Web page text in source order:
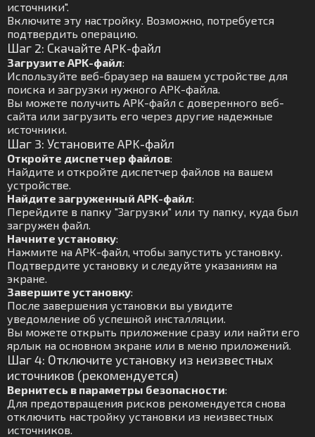
источники".
Включите эту настройку. Возможно, потребуется
подтвердить операцию.
Шаг 2: Скачайте APK-файл
Загрузите APK-файл:
Используйте веб-браузер на вашем устройстве для
поиска и загрузки нужного APK-файла.
Вы можете получить APK-файл с доверенного веб-
сайта или загрузить его через другие надежные
источники.
Шаг 3: Установите APK-файл
Откройте диспетчер файлов:
Найдите и откройте диспетчер файлов на вашем
устройстве.
Найдите загруженный APK-файл:
Перейдите в папку "Загрузки" или ту папку, куда был
загружен файл.
Начните установку:
Нажмите на APK-файл, чтобы запустить установку.
Подтвердите установку и следуйте указаниям на
экране.
Завершите установку:
После завершения установки вы увидите
уведомление об успешной инсталляции.
Вы можете открыть приложение сразу или найти его
ярлык на основном экране или в меню приложений.
Шаг 4: Отключите установку из неизвестных
источников (рекомендуется)
Вернитесь в параметры безопасности:
Для предотвращения рисков рекомендуется снова
отключить настройку установки из неизвестных
источников.